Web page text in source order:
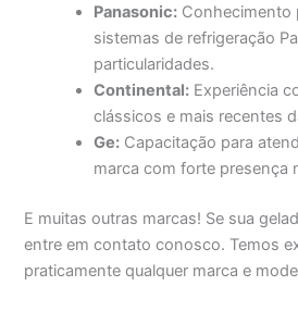
Panasonic: Conhecimento
sistemas de refrigeração
particularidades.
Continental: Experiência
clássicos e mais recentes
Ge: Capacitação para
marca com forte presença
E muitas outras marcas! Se sua
entre em contato conosco. Temos
praticamente qualquer marca e